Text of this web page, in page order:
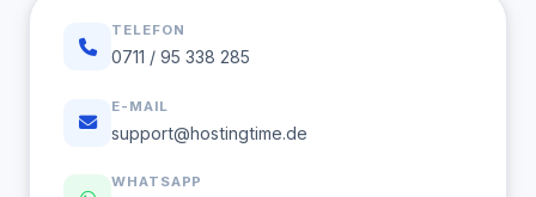
TELEFON
0711 / 95 338 285
E-MAIL
support@hostingtime.de
WHATSAPP